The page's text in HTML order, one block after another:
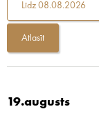
Līdz08.08.2026
19.augusts